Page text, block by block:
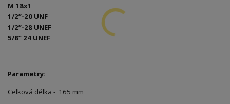
M 18x1
1/2”-20 UNF
1/2”-28 UNEF
5/8” 24 UNEF
Parametry:
Celková délka - 165 mm